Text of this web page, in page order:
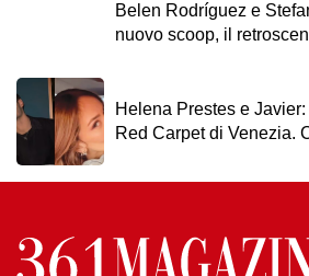
Belen Rodríguez e
nuovo scoop, il
Helena Prestes e Javier:
Red Carpet di Venezia.